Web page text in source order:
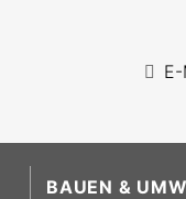
BAUEN &